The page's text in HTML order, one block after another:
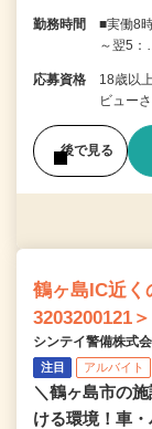
勤務時間
■実働8
～翌5
応募資格
18歳以
ビュー
後で見る
鶴ヶ島IC近く
3203200121＞
シンテイ警備株式
注目 アルバイト
＼鶴ヶ島市の
ける環境！車